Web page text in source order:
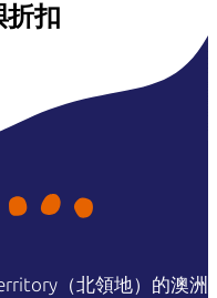
折扣
（北領地）的澳洲